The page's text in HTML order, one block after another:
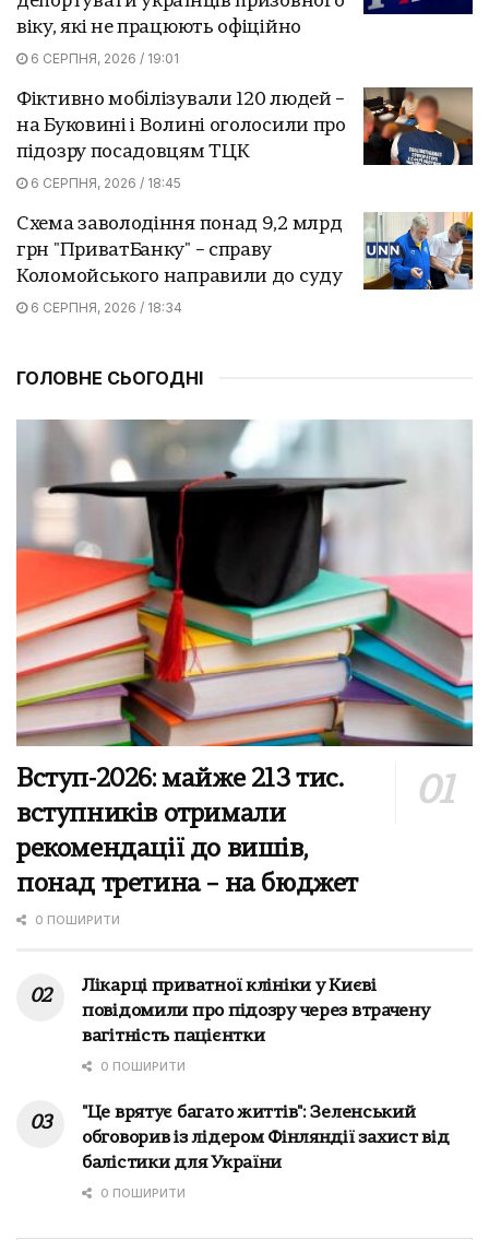
віку, які не працюють офіційно
6 СЕРПНЯ, 2026 / 19:01
Фіктивно мобілізували 120 людей –
на Буковині і Волині оголосили про
підозру посадовцям ТЦК
6 СЕРПНЯ, 2026 / 18:45
Схема заволодіння понад 9,2 млрд
грн "ПриватБанку" – справу
Коломойського направили до суду
6 СЕРПНЯ, 2026 / 18:34
ГОЛОВНЕ СЬОГОДНІ
Вступ-2026: майже 213 тис.
вступників отримали
рекомендації до вишів,
понад третина – на бюджет
0 ПОШИРИТИ
Лікарці приватної клініки у Києві
повідомили про підозру через втрачену
вагітність пацієнтки
0 ПОШИРИТИ
"Це врятує багато життів": Зеленський
обговорив із лідером Фінляндії захист від
балістики для України
0 ПОШИРИТИ